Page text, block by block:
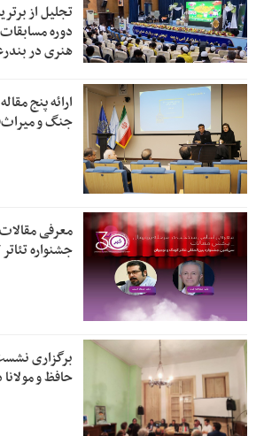
تجلیل از
دوره
هنری در
ارائه پنج
جنگ و
معرفی
جشنواره
برگزاری
حافظ و